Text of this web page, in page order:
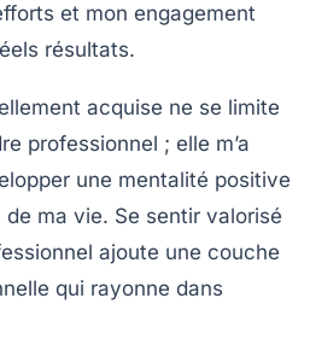
et mon engagement
résultats.
acquise ne se limite
professionnel ; elle m’a
une mentalité positive
de ma vie. Se sentir valorisé
ajoute une couche
qui rayonne dans